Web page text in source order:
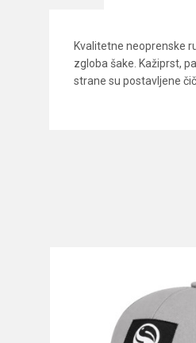
Kvalitetne neoprenske
zgloba šake. Kažiprst,
strane su postavljene